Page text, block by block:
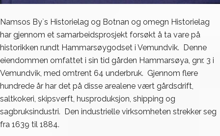
Namsos By`s Historielag og Botnan og omegn Historielag
har gjennom et samarbeidsprosjekt forsøkt å ta vare på
historikken rundt Hammarsøygodset i Vemundvik. Denne
eiendommen omfattet i sin tid gården Hammarsøya, gnr. 3 i
Vemundvik, med omtrent 64 underbruk. Gjennom flere
hundrede år har det på disse arealene vært gårdsdrift,
saltkokeri, skipsverft, husproduksjon, shipping og
sagbruksindustri. Den industrielle virksomheten strekker seg
fra 1639 til 1884.